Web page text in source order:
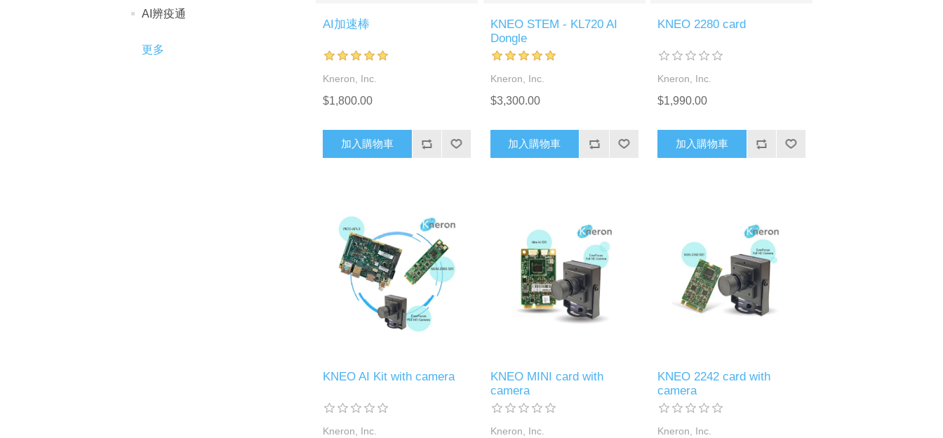
AI辨疫通
更多
AI加速棒
Kneron, Inc.
$1,800.00
加入購物車
KNEO STEM - KL720 AI
Dongle
Kneron, Inc.
$3,300.00
加入購物車
KNEO 2280 card
Kneron, Inc.
$1,990.00
加入購物車
KNEO AI Kit with camera
Kneron, Inc.
KNEO MINI card with
camera
Kneron, Inc.
KNEO 2242 card with
camera
Kneron, Inc.